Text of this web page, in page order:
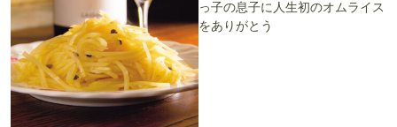
っ子の息子に人生初のオムライス
をありがとう